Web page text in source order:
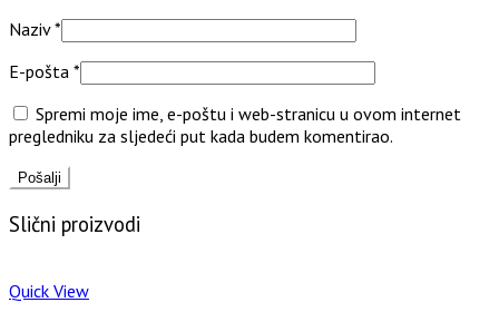
Naziv*
E-pošta *
Spremi moje ime, e-poštu i web-stranicu u ovom internet
pregledniku za sljedeći put kada budem komentirao.
Slični proizvodi
Quick View